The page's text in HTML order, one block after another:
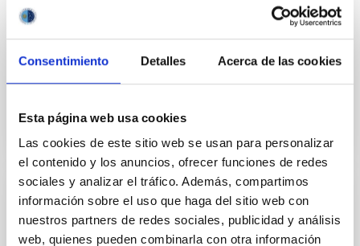
Consentimiento Detalles Acerca de las cookies
Esta página web usa cookies
Las cookies de este sitio web se usan para personalizar
el contenido y los anuncios, ofrecer funciones de redes
sociales y analizar el tráfico. Además, compartimos
información sobre el uso que haga del sitio web con
nuestros partners de redes sociales, publicidad y análisis
web, quienes pueden combinarla con otra información
NÚMERO DE CITAS
CON ÁRBITRO
Clues to inside-out quenching in quiescent